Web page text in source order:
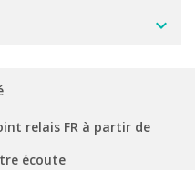
navigate_next
relais FR à partir de
écoute